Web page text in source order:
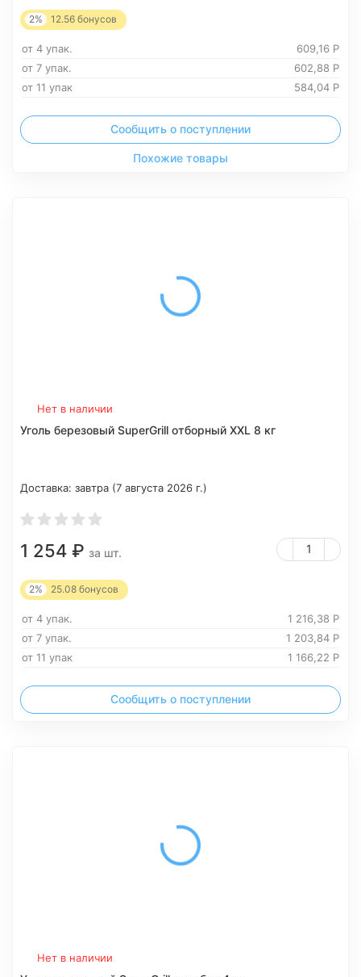
2% 12.56 бонусов
от 4 упак. 609,16 Р
от 7 упак.
602,88 Р
от 11 упак
584,04 Р
Сообщить о поступлении
Похожие товары
Нет в наличии
Уголь березовый SuperGrill отборный ХXL 8 кг
Доставка: завтра (7 августа 2026 г.)
1 254 ₽ за шт.
2% 25.08 бонусов
от 4 упак. 1 216,38 Р
от 7 упак.
1 203,84 Р
от 11 упак
1 166,22 Р
Сообщить о поступлении
Нет в наличии